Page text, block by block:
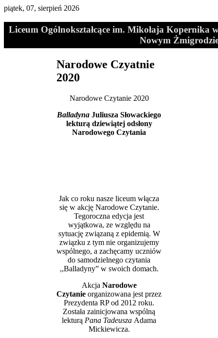
piątek, 07, sierpień 2026
Liceum Ogólnokształcące im. Mikołaja Kopernika
Nowym
Narodowe Czyatnie
2020
Narodowe Czytanie 2020
Balladyna Juliusza Słowackiego
lekturą dziewiątej odsłony
Narodowego Czytania
Jak co roku nasze liceum włącza
się w akcję Narodowe Czytanie.
Tegoroczna edycja jest
wyjątkowa, ze względu na
sytuację związaną z epidemią. W
związku z tym nie organizujemy
wspólnego, a zachęcamy uczniów
do samodzielnego czytania
,,Balladyny” w swoich domach.
Akcja Narodowe
Czytanie organizowana jest przez
Prezydenta RP od 2012 roku.
Została zainicjowana wspólną
lekturą Pana Tadeusza Adama
Mickiewicza.